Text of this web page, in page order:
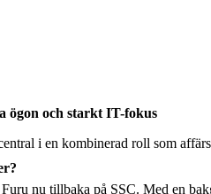
ögon och starkt IT-fokus
i en kombinerad roll som
nu tillbaka på SSC. Med en